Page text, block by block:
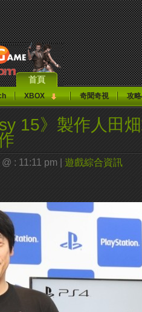
首頁
XBOX 奇聞奇視 攻
15》製作人田
: 11:11 pm | 遊戲綜合資訊